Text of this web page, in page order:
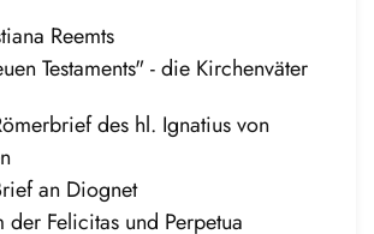
Reemts
Testaments" - die Kirchenväter
des hl. Ignatius von
an Diognet
der Felicitas und Perpetua